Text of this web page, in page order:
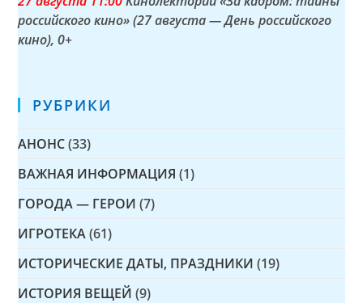
российского кино» (27 августа — День российского
кино), 0+
РУБРИКИ
АНОНС (33)
ВАЖНАЯ ИНФОРМАЦИЯ (1)
ГОРОДА — ГЕРОИ (7)
ИГРОТЕКА (61)
ИСТОРИЧЕСКИЕ ДАТЫ, ПРАЗДНИКИ (19)
ИСТОРИЯ ВЕЩЕЙ (9)